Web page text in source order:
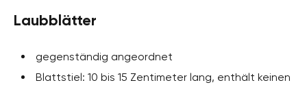
Laubblätter
gegenständig angeordnet
Blattstiel: 10 bis 15 Zentimeter lang, enthält keinen